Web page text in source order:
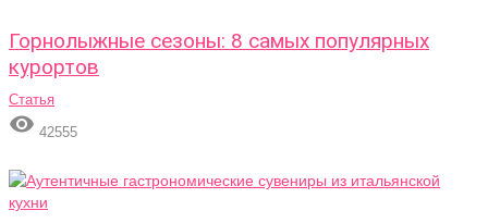
Горнолыжные сезоны: 8 самых популярных
курортов
Статья
 42555